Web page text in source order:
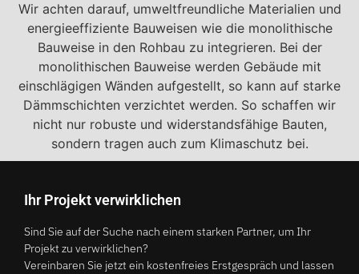
Wir achten darauf, umweltfreundliche Materialien und
energieeffiziente Bauweisen wie die monolithische
Bauweise in den Rohbau zu integrieren. Bei der
monolithischen Bauweise werden Gebäude mit
einschlägigen Wänden aufgestellt, so kann auf starke
Dämmschichten verzichtet werden. So schaffen wir
nicht nur robuste und widerstandsfähige Bauten,
sondern tragen auch zum Klimaschutz bei.​
Ihr Projekt verwirklichen
Sind Sie auf der Suche nach einem starken Partner, um Ihr
Projekt zu verwirklichen?
Vereinbaren Sie jetzt ein kostenfreies Erstgespräch und lassen